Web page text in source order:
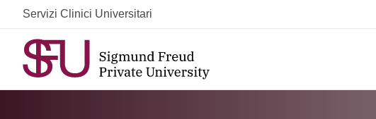
content
Servizi Clinici Universitari